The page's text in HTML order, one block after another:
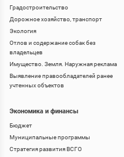
Градостроительство
Дорожное хозяйство, транспорт
Экология
Отлов и содержание собак без
владельцев
Имущество. Земля. Наружная реклама
Выявление правообладателей ранее
учтенных объектов
Экономика и финансы
Бюджет
Муниципальные программы
Стратегия развития ВСГО